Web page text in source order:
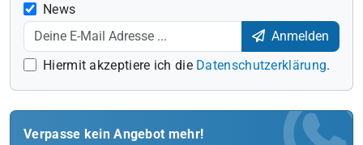
News
Anmelden
Hiermit akzeptiere ich die Datenschutzerklärung.
Verpasse kein Angebot mehr!